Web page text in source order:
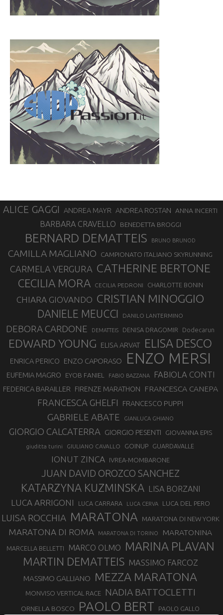
ALICE GAGGI ANDREA MAYR ANDREA ROSTAN ANNA INCERTI
BARBARA CRAVELLO BENEDETTA BROGGI
BERNARD DEMATTEIS BRUNO BRUNOD
CAMILLA MAGLIANO CAMPIONATO ITALIANO SKYRUNNING
CARMELA VERGURA CATHERINE BERTONE
CECILIA MORA CECILIA PEDRONI CHARLOTTE BONIN
CHIARA GIOVANDO CRISTIAN MINOGGIO
DANIELE MEUCCI DANILO LANTERMINO
DEBORA CARDONE DEMATTEIS DENISA DRAGOMIR Dodecarun
EDWARD YOUNG ELISA ARVAT ELISA DESCO
ENRICA PERICO ENZO CAPORASO ENZO MERSI
EUFEMIA MAGRO EYOB FANIEL FABIO BAZZANA FABIOLA CONTI
FEDERICA BARAILLER FIRENZE MARATHON FRANCESCA CANEPA
FRANCESCA GHELFI FRANCESCO PUPPI
GABRIELE ABATE GIANLUCA GHIANO
GIORGIO CALCATERRA GIORGIO PESENTI GIOVANNA EPIS
giuditta turini GIULIANO CAVALLO GOINUP GUARDAVALLE
IONUT ZINCA IVREA-MOMBARONE
JUAN DAVID OROZCO SANCHEZ
KATARZYNA KUZMINSKA LISA BORZANI
LUCA ARRIGONI LUCA CARRARA LUCA CERVA LUCA DEL PERO
LUISA ROCCHIA MARATONA MARATONA DI NEW YORK
MARATONA DI ROMA MARATONA DI TORINO MARATONINA
MARCELLA BELLETTI MARCO OLMO MARINA PLAVAN
MARTIN DEMATTEIS MASSIMO FARCOZ
MASSIMO GALLIANO MEZZA MARATONA
MONVISO VERTICAL RACE NADIA BATTOCLETTI
ORNELLA BOSCO PAOLO BERT PAOLO GALLO